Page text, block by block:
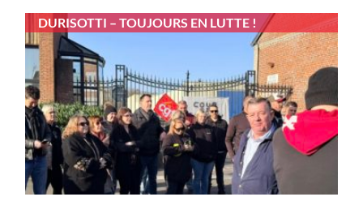
DURISOTTI – TOUJOURS EN LUTTE !